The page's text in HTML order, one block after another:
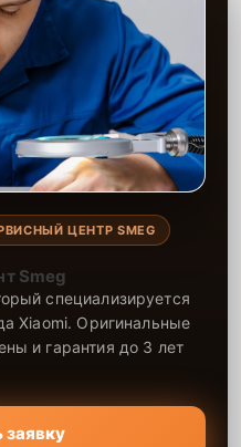
ЦЕНТР SMEG
Smeg
специализируется
Xiaomi. Оригинальные
и гарантия до 3 лет
заявку